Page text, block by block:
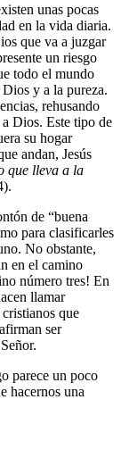
unas pocas
en la vida diaria.
que va a juzgar
un riesgo
todo el mundo
y a la pureza.
rehusando
Dios. Este tipo de
su hogar
andan, Jesús
que lleva a la
de “buena
para clasificarles
No obstante,
en el camino
número tres! En
llamar
que
ser
parece un poco
hacernos una